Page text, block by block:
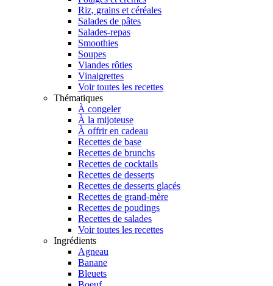
Riz, grains et céréales
Salades de pâtes
Salades-repas
Smoothies
Soupes
Viandes rôties
Vinaigrettes
Voir toutes les recettes
Thématiques
À congeler
À la mijoteuse
À offrir en cadeau
Recettes de base
Recettes de brunchs
Recettes de cocktails
Recettes de desserts
Recettes de desserts glacés
Recettes de grand-mère
Recettes de poudings
Recettes de salades
Voir toutes les recettes
Ingrédients
Agneau
Banane
Bleuets